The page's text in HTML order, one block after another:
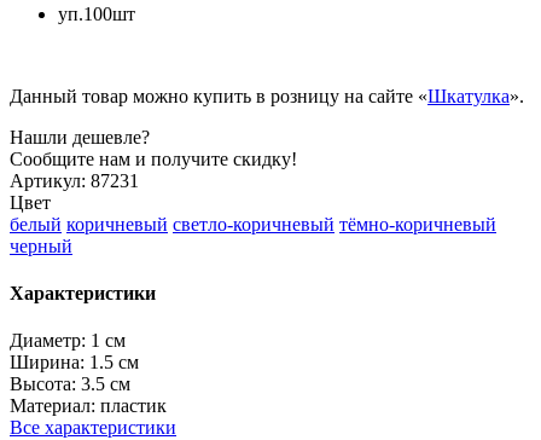
уп.100шт
Данный товар можно купить в розницу на сайте «Шкатулка».
Нашли дешевле?
Сообщите нам и получите скидку!
Артикул: 87231
Цвет
белый коричневый светло-коричневый тёмно-коричневый
черный
Характеристики
Диаметр: 1 см
Ширина: 1.5 см
Высота: 3.5 см
Материал: пластик
Все характеристики